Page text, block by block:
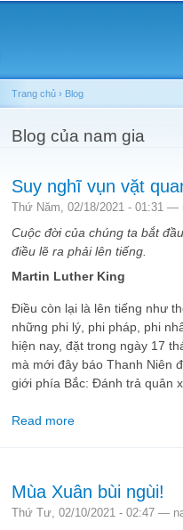
You are here
Trang chủ › Blog
Blog của nam gia
Suy nghĩ vụn vặt
Thứ Năm, 02/18/2021 - 01:31 —
Cuộc đời của chúng ta bắt
điều lẽ ra phải lên tiếng.
Martin Luther King
Điều còn lại là lên tiếng như
những phi lý, phi pháp, phi
hiện nay, đặt trong ngày 17
mà mới đây báo Thanh Niên
giới phía Bắc: Đánh trả quân
Read more
Mùa Xuân bùi ngùi!
Thứ Tư, 02/10/2021 - 02:47 —